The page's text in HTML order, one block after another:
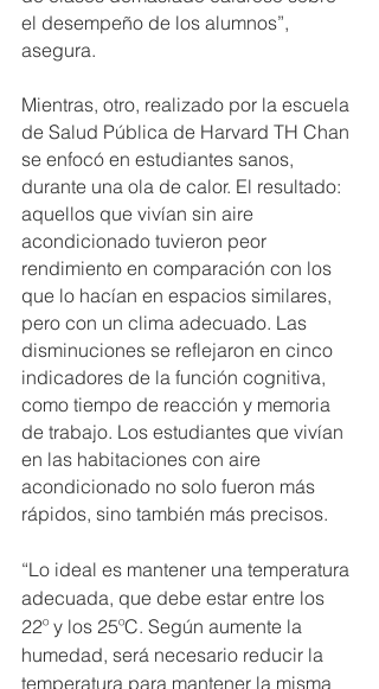
el desempeño de los alumnos”,
asegura.
Mientras, otro, realizado por la escuela
de Salud Pública de Harvard TH Chan
se enfocó en estudiantes sanos,
durante una ola de calor. El resultado:
aquellos que vivían sin aire
acondicionado tuvieron peor
rendimiento en comparación con los
que lo hacían en espacios similares,
pero con un clima adecuado. Las
disminuciones se reflejaron en cinco
indicadores de la función cognitiva,
como tiempo de reacción y memoria
de trabajo. Los estudiantes que vivían
en las habitaciones con aire
acondicionado no solo fueron más
rápidos, sino también más precisos.
“Lo ideal es mantener una temperatura
adecuada, que debe estar entre los
22º y los 25ºC. Según aumente la
humedad, será necesario reducir la
temperatura para mantener la misma